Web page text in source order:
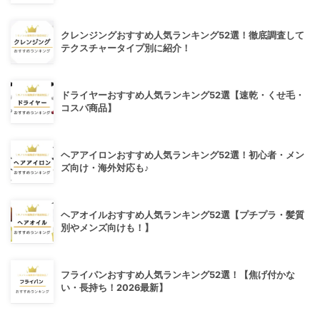
クレンジングおすすめ人気ランキング52選！徹底調査して
テクスチャータイプ別に紹介！
ドライヤーおすすめ人気ランキング52選【速乾・くせ毛・
コスパ商品】
ヘアアイロンおすすめ人気ランキング52選！初心者・メン
ズ向け・海外対応も♪
ヘアオイルおすすめ人気ランキング52選【プチプラ・髪質
別やメンズ向けも！】
フライパンおすすめ人気ランキング52選！【焦げ付かな
い・長持ち！2026最新】